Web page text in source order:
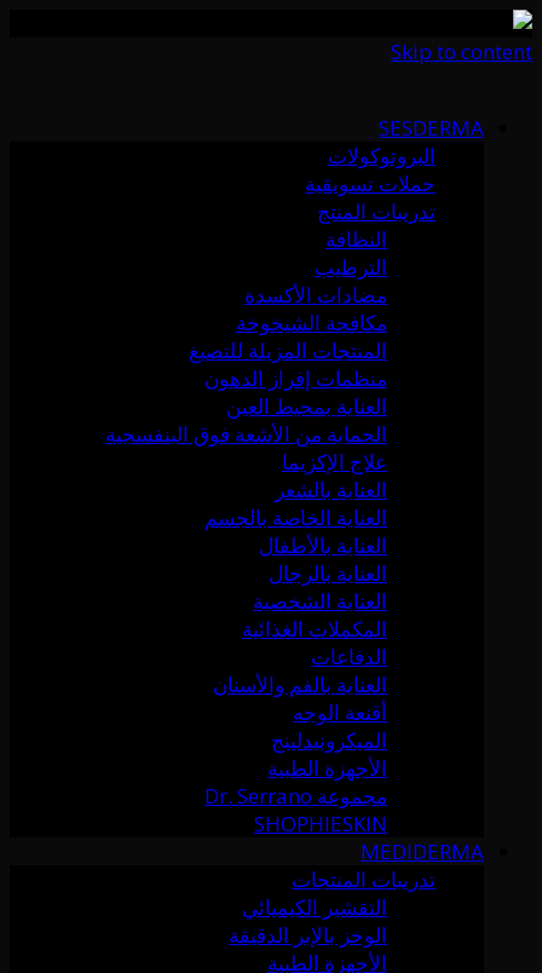
Skip to content
SESDERMA
البروتوكولات
حملات تسويقية
تدريبات المنتج
النظافة
الترطيب
مضادات الأكسدة
مكافحة الشيخوخة
المنتجات المزيلة للتصبغ
منظمات إفراز الدهون
العناية بمحيط العين
الحماية من الأشعة فوق البنفسجية
علاج الإكزيما
العناية بالشعر
العناية الخاصة بالجسم
العناية بالأطفال
العناية بالرجال
العناية الشخصية
المكملات الغذائية
الدفاعات
العناية بالفم والأسنان
أقنعة الوجه
الميكرونيدلينج
الأجهزة الطبية
مجموعة Dr. Serrano
SHOPHIESKIN
MEDIDERMA
تدريبات المنتجات
التقشير الكيميائي
الوخز بالإبر الدقيقة
الأجهزة الطبية